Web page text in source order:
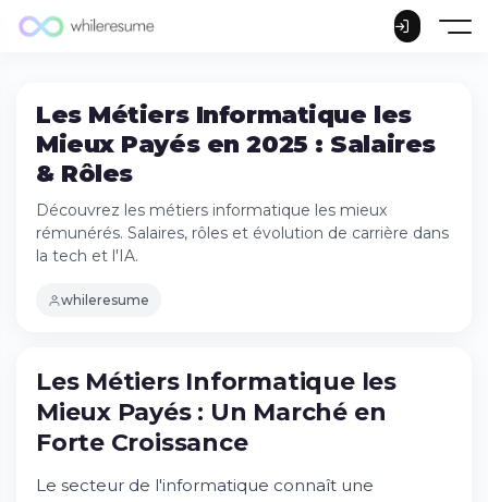
Les Métiers Informatique les
Mieux Payés en 2025 : Salaires
& Rôles
Découvrez les métiers informatique les mieux
rémunérés. Salaires, rôles et évolution de carrière dans
la tech et l'IA.
whileresume
Les Métiers Informatique les Mieux Payés :
Un Marché en Forte Croissance
Essayez Whileresume
Les Postes les Plus Rémunérés dans
Les Métiers Émergents Bien Rémunérés
Les Métiers Informatique les
Mieux Payés : Un Marché en
Forte Croissance
Le secteur de l'informatique connaît une